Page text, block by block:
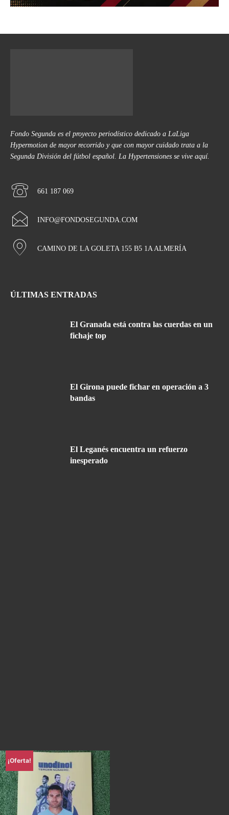
Fondo Segunda es el proyecto periodístico dedicado a LaLiga
Hypermotion de mayor recorrido y que con mayor cuidado trata a la
Segunda División del fútbol español. La Hypertensiones se vive aquí.
661 187 069
INFO@FONDOSEGUNDA.COM
CAMINO DE LA GOLETA 155 B5 1A ALMERÍA
ÚLTIMAS ENTRADAS
El Granada está contra las cuerdas en un
fichaje top
El Girona puede fichar en operación a 3
bandas
El Leganés encuentra un refuerzo
inesperado
¡Oferta!